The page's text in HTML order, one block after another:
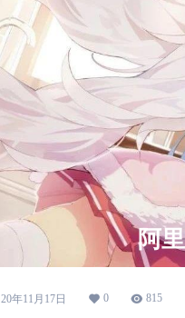
阿
20年11月17日 0 815